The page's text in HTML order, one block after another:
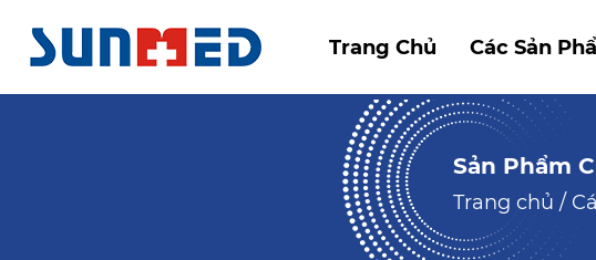
Trang Chủ Các Sản
Sản Phẩm
Trang chủ /